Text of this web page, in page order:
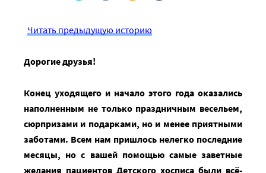
Читать предыдущую историю
Дорогие друзья!
Конец уходящего и начало этого года оказались
наполненным не только праздничным весельем,
сюрпризами и подарками, но и менее приятными
заботами. Всем нам пришлось нелегко последние
месяцы, но с вашей помощью самые заветные
желания пациентов Детского хосписа были всё-